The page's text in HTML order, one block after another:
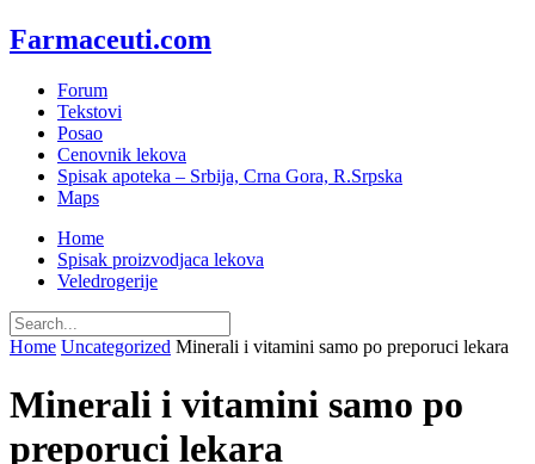
Farmaceuti.com
Forum
Tekstovi
Posao
Cenovnik lekova
Spisak apoteka – Srbija, Crna Gora, R.Srpska
Maps
Home
Spisak proizvodjaca lekova
Veledrogerije
Home Uncategorized Minerali i vitamini samo po preporuci lekara
Minerali i vitamini samo po
preporuci lekara